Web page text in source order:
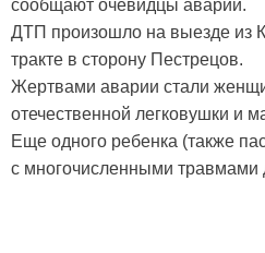
сообщают очевидцы аварии.
ДТП произошло на выезде из
тракте в сторону Пестрецов.
Жертвами аварии стали
отечественной легковушки и
Еще одного ребенка (также
с многочисленными травмами